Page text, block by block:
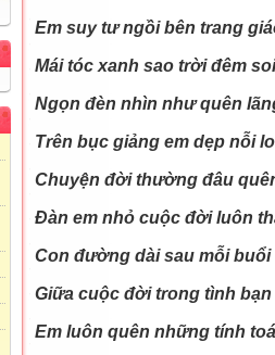
Em suy tư ngồi bên trang
Mái tóc xanh sao trời đêm
Ngọn đèn nhìn như quên
Trên bục giảng em dẹp nỗi
Chuyện đời thường đâu
Đàn em nhỏ cuộc đời luôn
Con đường dài sau mỗi
Giữa cuộc đời trong tình
Em luôn quên những tính